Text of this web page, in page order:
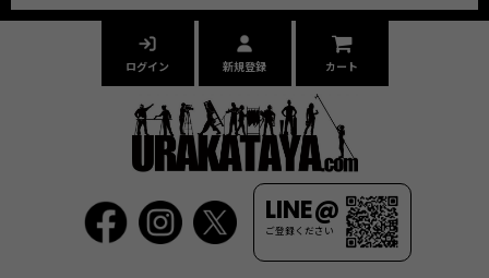
LINE@
ご登録ください
ログイン 新規登録 カート